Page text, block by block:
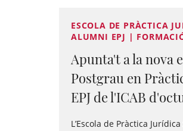
ESCOLA DE PRÀCTICA
ALUMNI EPJ |
Apunta't a la nova
Postgrau en
EPJ de l'ICAB
L’Escola de Pràctica